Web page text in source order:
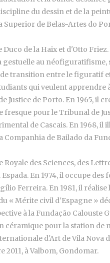
du dessin et de la
Superior de Belas-Artes do
Duco de la Haix et d'Otto
au
transition entre le figuratif
qui veulent apprendre
Justice de Porto. En 1965, il
fresque pour le Tribunal de
de Cascais. En 1968,
Companhia de Bailado da
Royale des Sciences, des
En 1974, il occupe
Ferreira. En 1981, il réalise
« Mérite civil d'Espagne »
à la Fundação Calouste
céramique pour la station de
d'Art de Vila Nova
2011, à Valbom, Gondomar.